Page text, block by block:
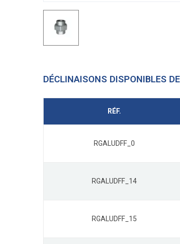
DÉCLINAISONS DISPONIBLES
RÉF.
RGALUDFF_0
RGALUDFF_14
RGALUDFF_15